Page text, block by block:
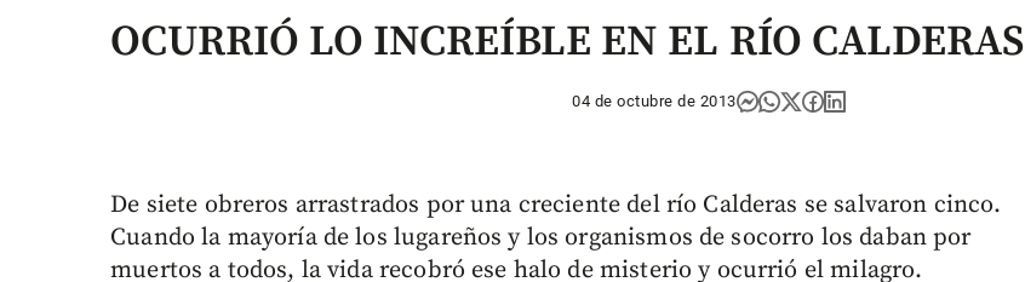
OCURRIÓ LO INCREÍBLE EN EL RÍO CALDERAS
04 de octubre de 2013
De siete obreros arrastrados por una creciente del río Calderas se salvaron cinco.
Cuando la mayoría de los lugareños y los organismos de socorro los daban por
muertos a todos, la vida recobró ese halo de misterio y ocurrió el milagro.